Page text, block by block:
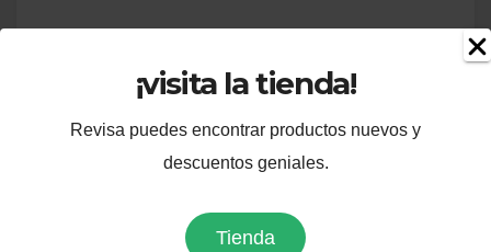
¡visita la tienda!
Revisa puedes encontrar productos nuevos y
descuentos geniales.
Tienda